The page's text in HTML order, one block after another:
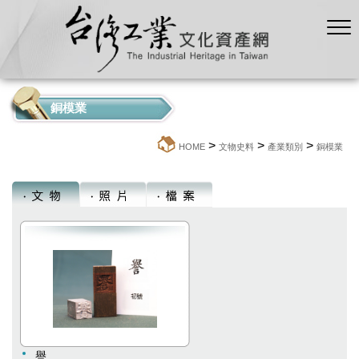
銅模業
HOME > 文物史料 > 產業類別 > 銅模業
譽